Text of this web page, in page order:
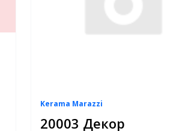
Kerama Marazzi
20003 Декор